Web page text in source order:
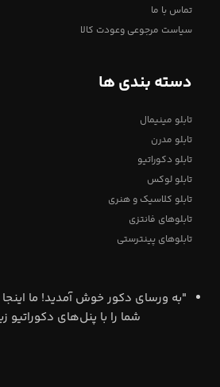
تماس با ما
سیاست مرجوعی وعودت کالا
دسته بندی ها
تابلو مینیمال
تابلو مدرن
تابلو دکوراتیو
تابلو لوکس
تابلو کلاسیک و هنری
تابلوهای فانتزی
تابلوهای پینترستی
"به ورسای دکور خوش آمدید! ما
شما را با پنل‌های دکوراتیو